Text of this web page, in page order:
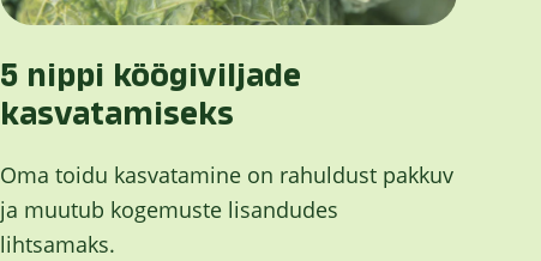
5 nippi köögiviljade
kasvatamiseks
Oma toidu kasvatamine on rahuldust pakkuv
ja muutub kogemuste lisandudes
lihtsamaks.